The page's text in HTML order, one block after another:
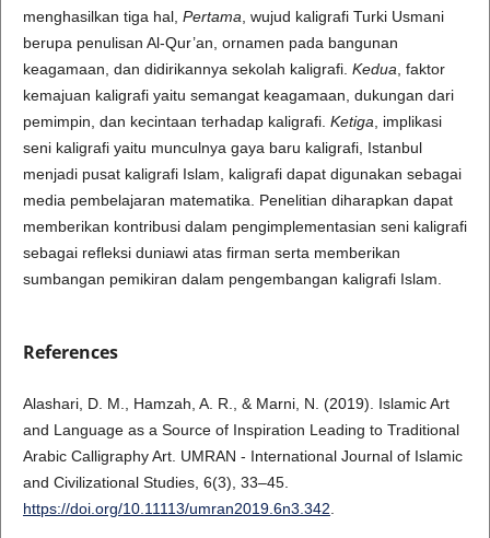
menghasilkan tiga hal, Pertama , wujud kaligrafi Turki Usmani
berupa penulisan Al-Qur’an, ornamen pada bangunan
keagamaan, dan didirikannya sekolah kaligrafi. Kedua , faktor
kemajuan kaligrafi yaitu semangat keagamaan, dukungan dari
pemimpin, dan kecintaan terhadap kaligrafi. Ketiga , implikasi
seni kaligrafi yaitu munculnya gaya baru kaligrafi, Istanbul
menjadi pusat kaligrafi Islam, kaligrafi dapat digunakan sebagai
media pembelajaran matematika. Penelitian diharapkan dapat
memberikan kontribusi dalam pengimplementasian seni kaligrafi
sebagai refleksi duniawi atas firman serta memberikan
sumbangan pemikiran dalam pengembangan kaligrafi Islam.
References
Alashari, D. M., Hamzah, A. R., & Marni, N. (2019). Islamic Art
and Language as a Source of Inspiration Leading to Traditional
Arabic Calligraphy Art. UMRAN - International Journal of Islamic
and Civilizational Studies, 6(3), 33–45.
https://doi.org/10.11113/umran2019.6n3.342